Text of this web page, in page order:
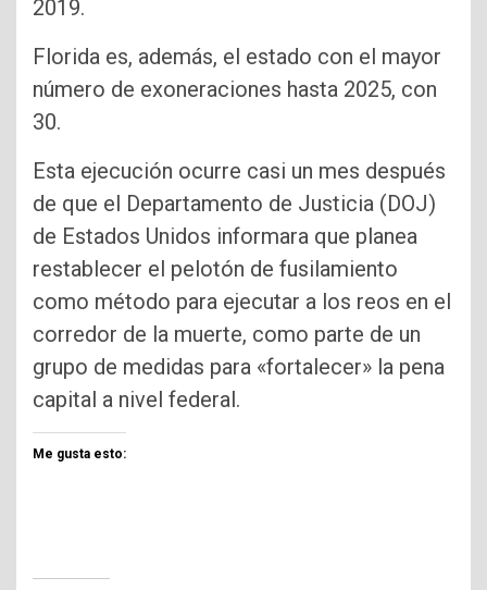
2019.
Florida es, además, el estado con el mayor
número de exoneraciones hasta 2025, con
30.
Esta ejecución ocurre casi un mes después
de que el Departamento de Justicia (DOJ)
de Estados Unidos informara que planea
restablecer el pelotón de fusilamiento
como método para ejecutar a los reos en el
corredor de la muerte, como parte de un
grupo de medidas para «fortalecer» la pena
capital a nivel federal.
Me gusta esto: